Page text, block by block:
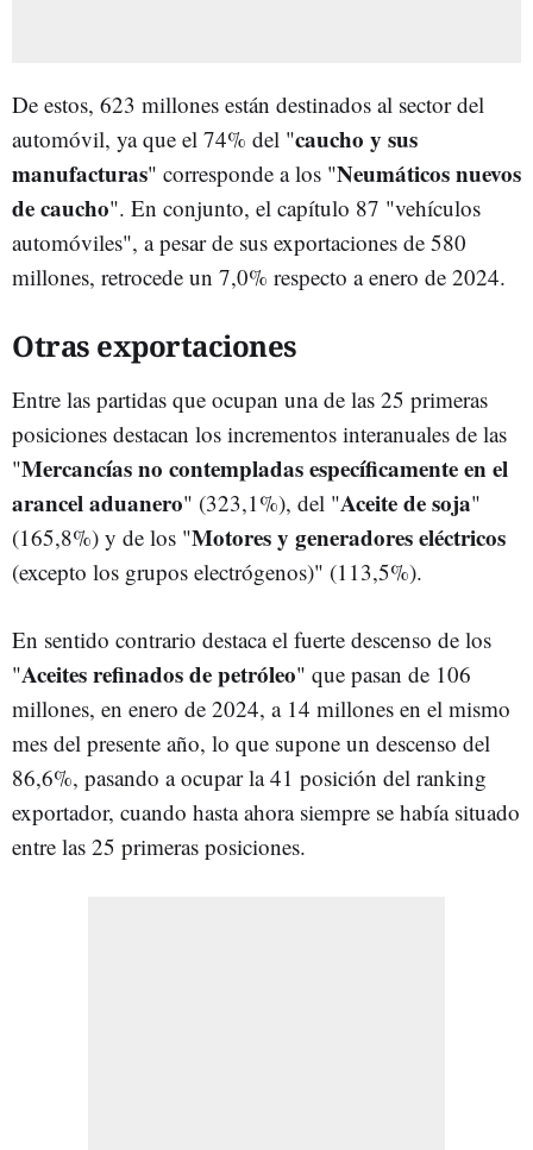
De estos, 623 millones están destinados al sector del
automóvil, ya que el 74% del "caucho y sus
manufacturas" corresponde a los "Neumáticos nuevos
de caucho". En conjunto, el capítulo 87 "vehículos
automóviles", a pesar de sus exportaciones de 580
millones, retrocede un 7,0% respecto a enero de 2024.
Otras exportaciones
Entre las partidas que ocupan una de las 25 primeras
posiciones destacan los incrementos interanuales de las
"Mercancías no contempladas específicamente en el
arancel aduanero" (323,1%), del "Aceite de soja"
(165,8%) y de los "Motores y generadores eléctricos
(excepto los grupos electrógenos)" (113,5%).
En sentido contrario destaca el fuerte descenso de los
"Aceites refinados de petróleo" que pasan de 106
millones, en enero de 2024, a 14 millones en el mismo
mes del presente año, lo que supone un descenso del
86,6%, pasando a ocupar la 41 posición del ranking
exportador, cuando hasta ahora siempre se había situado
entre las 25 primeras posiciones.